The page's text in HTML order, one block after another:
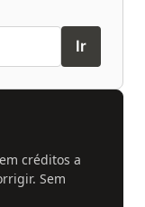
Ir
créditos a
Sem